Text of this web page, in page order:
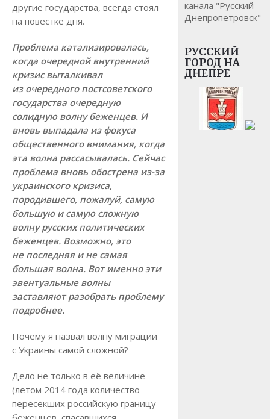
другие государства, всегда стоял
на повестке дня.
Проблема катализировалась,
когда очередной внутренний
кризис выталкивал
из очередного постсоветского
государства очередную
солидную волну беженцев. И
вновь выпадала из фокуса
общественного внимания, когда
эта волна рассасывалась. Сейчас
проблема вновь обострена из-за
украинского кризиса,
породившего, пожалуй, самую
большую и самую сложную
волну русских политических
беженцев. Возможно, это
не последняя и не самая
большая волна. Вот именно эти
эвентуальные волны
заставляют разобрать проблему
подробнее.
Почему я назвал волну миграции
с Украины самой сложной?
Дело не только в её величине
(летом 2014 года количество
пересекших российскую границу
канала "Русский
Днепропетровск"
РУССКИЙ
ГОРОД НА
ДНЕПРЕ